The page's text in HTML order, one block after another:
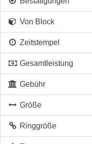
Von Block
Zeitstempel
Gesamtleistung
Gebühr
Größe
Ringgröße